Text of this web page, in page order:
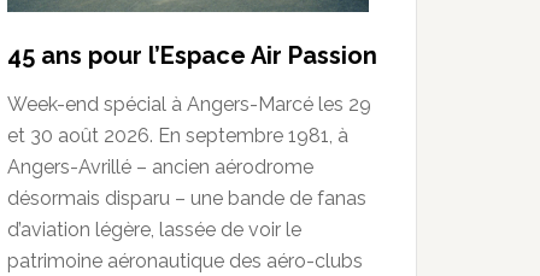
45 ans pour l’Espace Air Passion
Week-end spécial à Angers-Marcé les 29
et 30 août 2026. En septembre 1981, à
Angers-Avrillé – ancien aérodrome
désormais disparu – une bande de fanas
d’aviation légère, lassée de voir le
patrimoine aéronautique des aéro-clubs